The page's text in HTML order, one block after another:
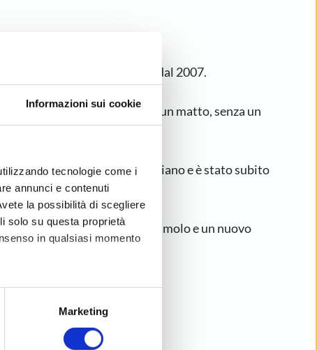
Informazioni sui cookie
tecnologie come i
annunci e contenuti
la possibilità di scegliere
solo su questa proprietà
in qualsiasi momento
metro,
(impronte
Marketing
a Pontedera (PI), dal 2007.
e dedizione, correndo come un matto, senza un
erogata dalla MMO e da Tiziano e è stato subito
della MMO. Onore, stimolo e un nuovo